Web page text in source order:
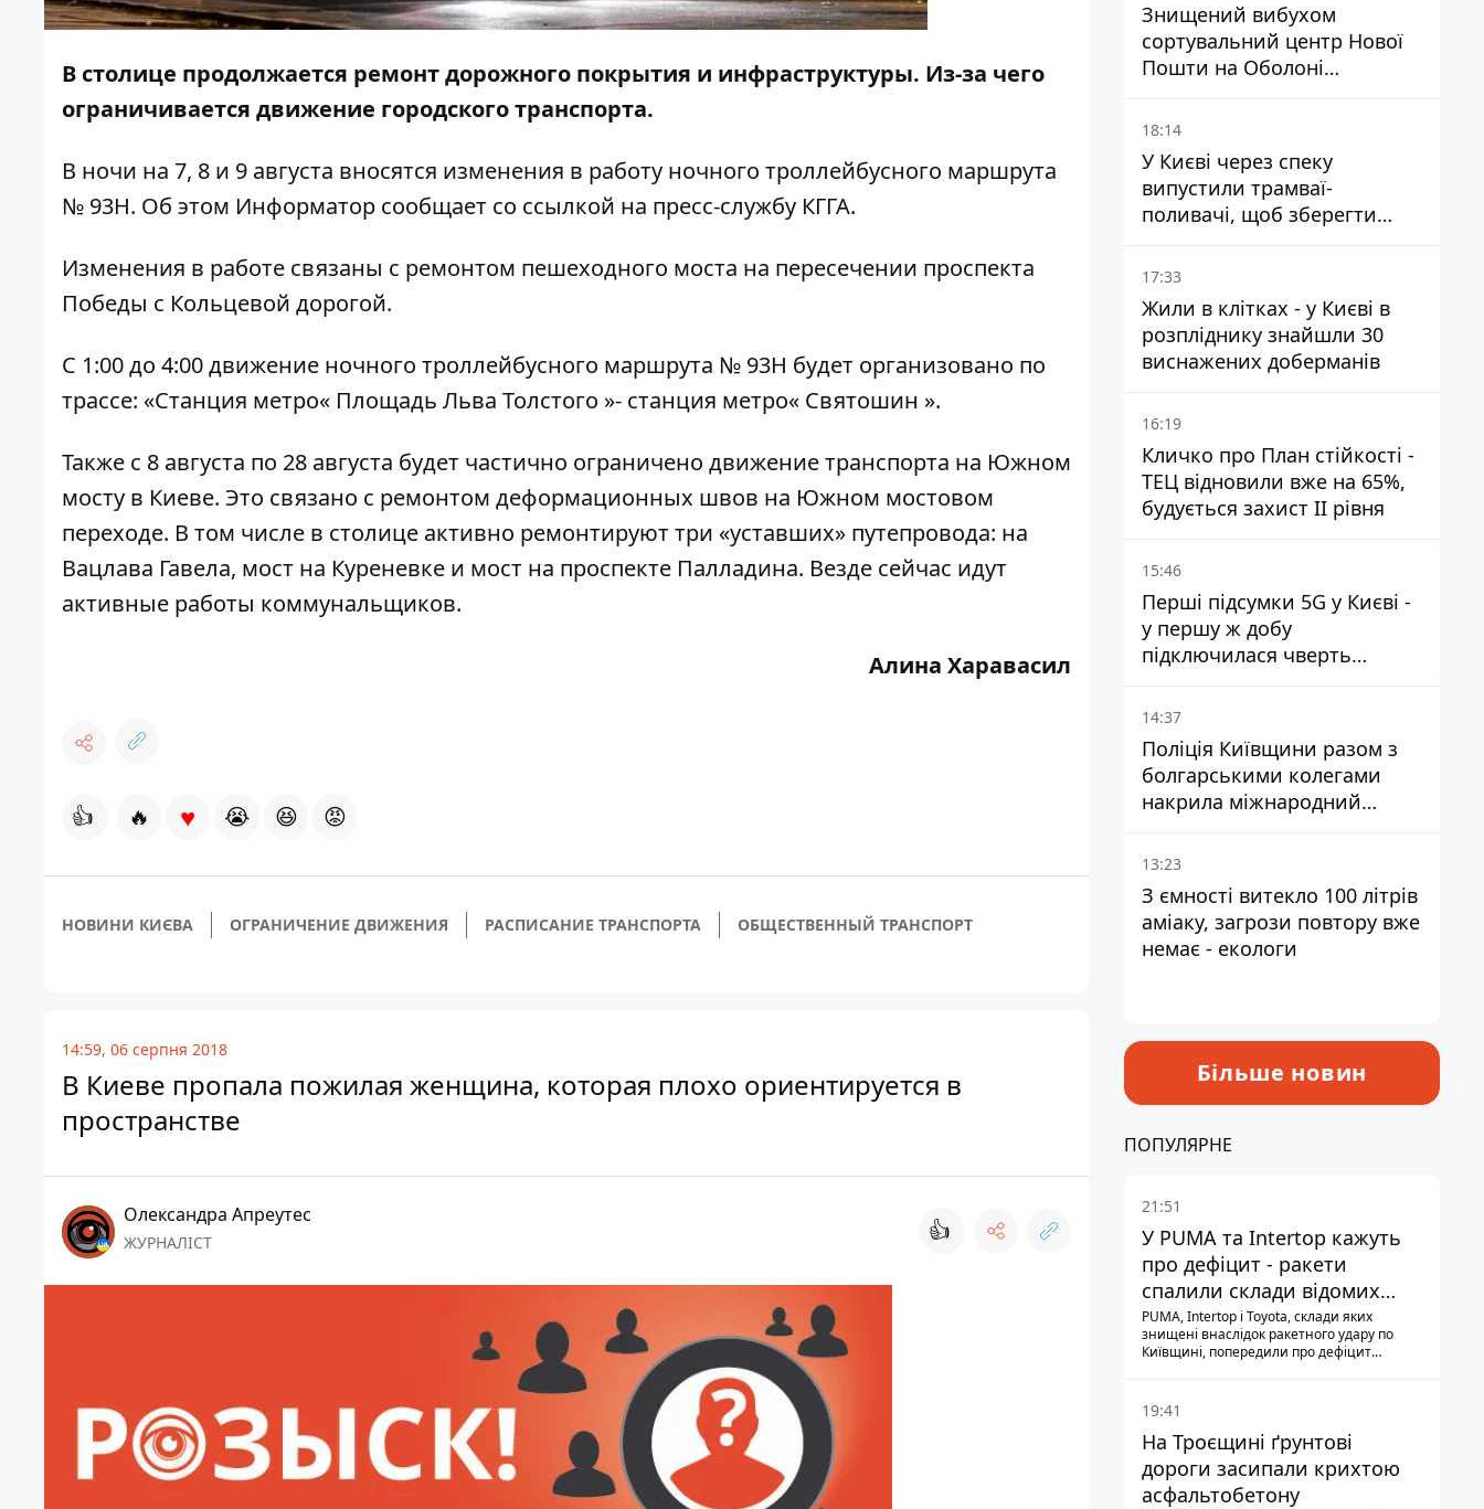
В столице продолжается ремонт дорожного покрытия и инфраструктуры. Из-за чего
ограничивается движение городского транспорта.
В ночи на 7, 8 и 9 августа вносятся изменения в работу ночного троллейбусного маршрута
№ 93Н. Об этом Информатор сообщает со ссылкой на пресс-службу КГГА.
Изменения в работе связаны с ремонтом пешеходного моста на пересечении проспекта
Победы с Кольцевой дорогой.
С 1:00 до 4:00 движение ночного троллейбусного маршрута № 93Н будет организовано по
трассе: «Станция метро« Площадь Льва Толстого »- станция метро« Святошин ».
Также с 8 августа по 28 августа будет частично ограничено движение транспорта на Южном
мосту в Киеве. Это связано с ремонтом деформационных швов на Южном мостовом
переходе. В том числе в столице активно ремонтируют три «уставших» путепровода: на
Вацлава Гавела, мост на Куреневке и мост на проспекте Палладина. Везде сейчас идут
активные работы коммунальщиков.
Алина Харавасил
👍 🔥 ♥ 😭 😆 😡
НОВИНИ КИЄВА ОГРАНИЧЕНИЕ ДВИЖЕНИЯ РАСПИСАНИЕ ТРАНСПОРТА ОБЩЕСТВЕННЫЙ ТРАНСПОРТ
14:59, 06 серпня 2018
В Киеве пропала пожилая женщина, которая плохо ориентируется в
пространстве
Олександра Апреутес
ЖУРНАЛІСТ 👍
Знищений вибухом
сортувальний центр Нової
Пошти на Оболоні
запрацював - видають
посилки
18:14
У Києві через спеку
випустили трамваї-
поливачі, щоб зберегти
рейки від деформації
17:33
Жили в клітках - у Києві в
розпліднику знайшли 30
виснажених доберманів
16:19
Кличко про План стійкості -
ТЕЦ відновили вже на 65%,
будується захист ІІ рівня
15:46
Перші підсумки 5G у Києві -
у першу ж добу
підключилася чверть
мільйона абонентів
14:37
Поліція Київщини разом з
болгарськими колегами
накрила міжнародний
наркосиндикат
13:23
З ємності витекло 100 літрів
аміаку, загрози повтору вже
немає - екологи
Більше новин
ПОПУЛЯРНЕ
21:51
У PUMA та Intertop кажуть
про дефіцит - ракети
спалили склади відомих
брендів
PUMA, Intertop і Toyota, склади яких
знищені внаслідок ракетного удару по
Київщині, попередили про дефіцит
19:41
На Троєщині ґрунтові
дороги засипали крихтою
асфальтобетону